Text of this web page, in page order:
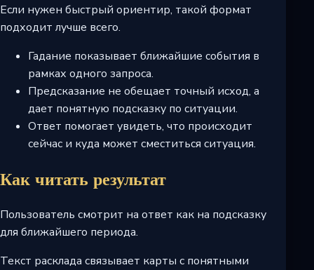
Если нужен быстрый ориентир, такой формат
подходит лучше всего.
Гадание показывает ближайшие события в
рамках одного запроса.
Предсказание не обещает точный исход, а
дает понятную подсказку по ситуации.
Ответ помогает увидеть, что происходит
сейчас и куда может сместиться ситуация.
Как читать результат
Пользователь смотрит на ответ как на подсказку
для ближайшего периода.
Текст расклада связывает карты с понятными